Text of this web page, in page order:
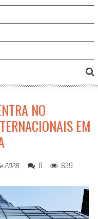
NO
EM
2026 0 639